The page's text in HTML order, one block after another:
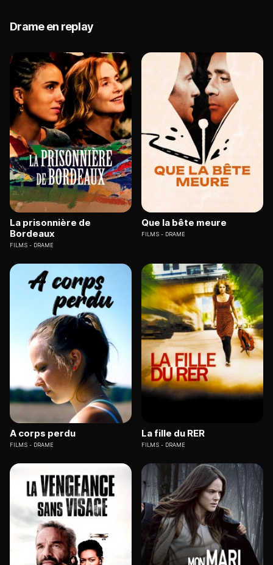
Drame en replay
La prisonnière de
Bordeaux
FILMS DRAME
Que la bête meure
FILMS DRAME
A corps perdu
FILMS DRAME
La fille du RER
FILMS DRAME